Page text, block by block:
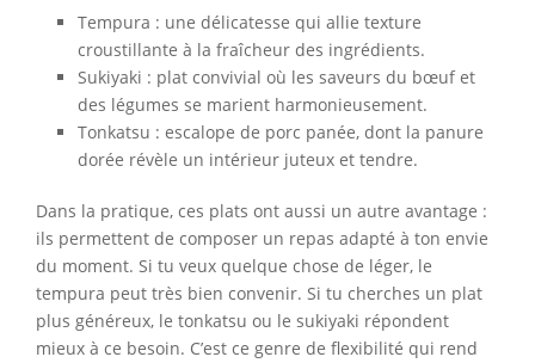
Tempura : une délicatesse qui allie texture
croustillante à la fraîcheur des ingrédients.
Sukiyaki : plat convivial où les saveurs du bœuf et
des légumes se marient harmonieusement.
Tonkatsu : escalope de porc panée, dont la panure
dorée révèle un intérieur juteux et tendre.
Dans la pratique, ces plats ont aussi un autre avantage :
ils permettent de composer un repas adapté à ton envie
du moment. Si tu veux quelque chose de léger, le
tempura peut très bien convenir. Si tu cherches un plat
plus généreux, le tonkatsu ou le sukiyaki répondent
mieux à ce besoin. C’est ce genre de flexibilité qui rend